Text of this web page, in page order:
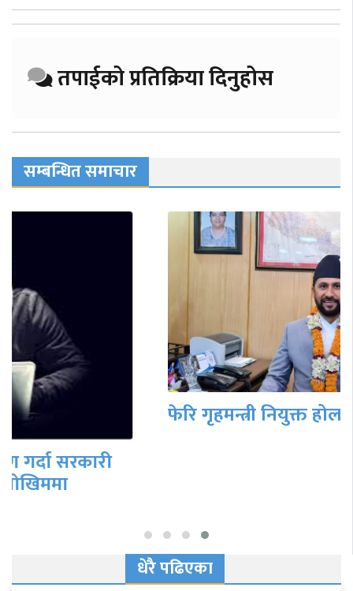
तपाईको प्रतिक्रिया दिनुहोस
सम्बन्धित समाचार
फेरि गृहमन्त्री नियुक्त होलान् रवि लामिछाने ?
धेरै पढिएका